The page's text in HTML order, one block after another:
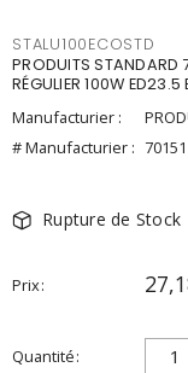
STALU100ECOSTD
PRODUITS STANDARD
RÉGULIER 100W
Manufacturier :
# Manufacturier : 70151
Rupture de Stock
Prix
Quantité